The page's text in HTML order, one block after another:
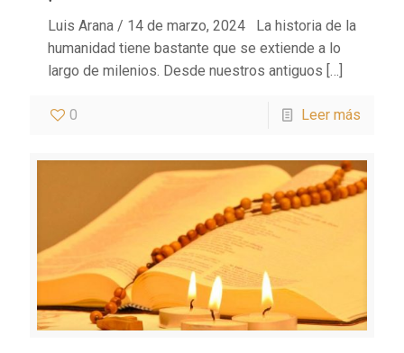
Luis Arana / 14 de marzo, 2024 La historia de la
humanidad tiene bastante que se extiende a lo
largo de milenios. Desde nuestros antiguos […]
0 Leer más